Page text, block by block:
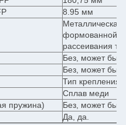
8.95 мм
Металлическая
формованной
рассеивания
Без, может
Без, может
Тип крепления
Сплав меди
пружина)
Без, может
Да, да.